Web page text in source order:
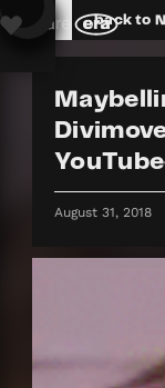
Deze website
informatie
back to
August 31, 2018